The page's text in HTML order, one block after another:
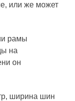
или же может
рамы
на
он
ширина шин